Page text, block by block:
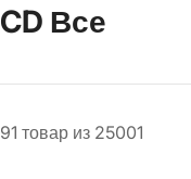
К
л
л
CD Все
91 товар из 25001